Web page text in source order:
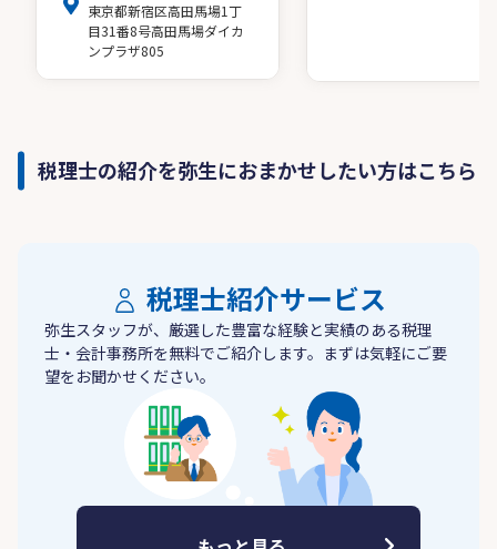
東京都新宿区高田馬場1丁
目31番8号高田馬場ダイカ
ンプラザ805
税理士の紹介を弥生におまかせしたい方はこちら
税理士紹介サービス
弥生スタッフが、厳選した豊富な経験と実績のある税理
士・会計事務所を無料でご紹介します。まずは気軽にご要
望をお聞かせください。